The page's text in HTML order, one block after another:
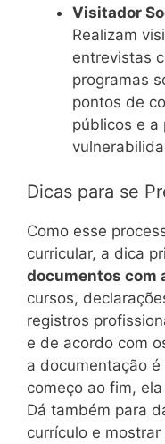
Visitador
Realizam
entrevistas
programas
pontos de
públicos e a
Dicas para se
Como esse
curricular, a dica
documentos com
cursos,
registros
e de acordo com
a documentação
começo ao fim,
Dá também para
currículo e